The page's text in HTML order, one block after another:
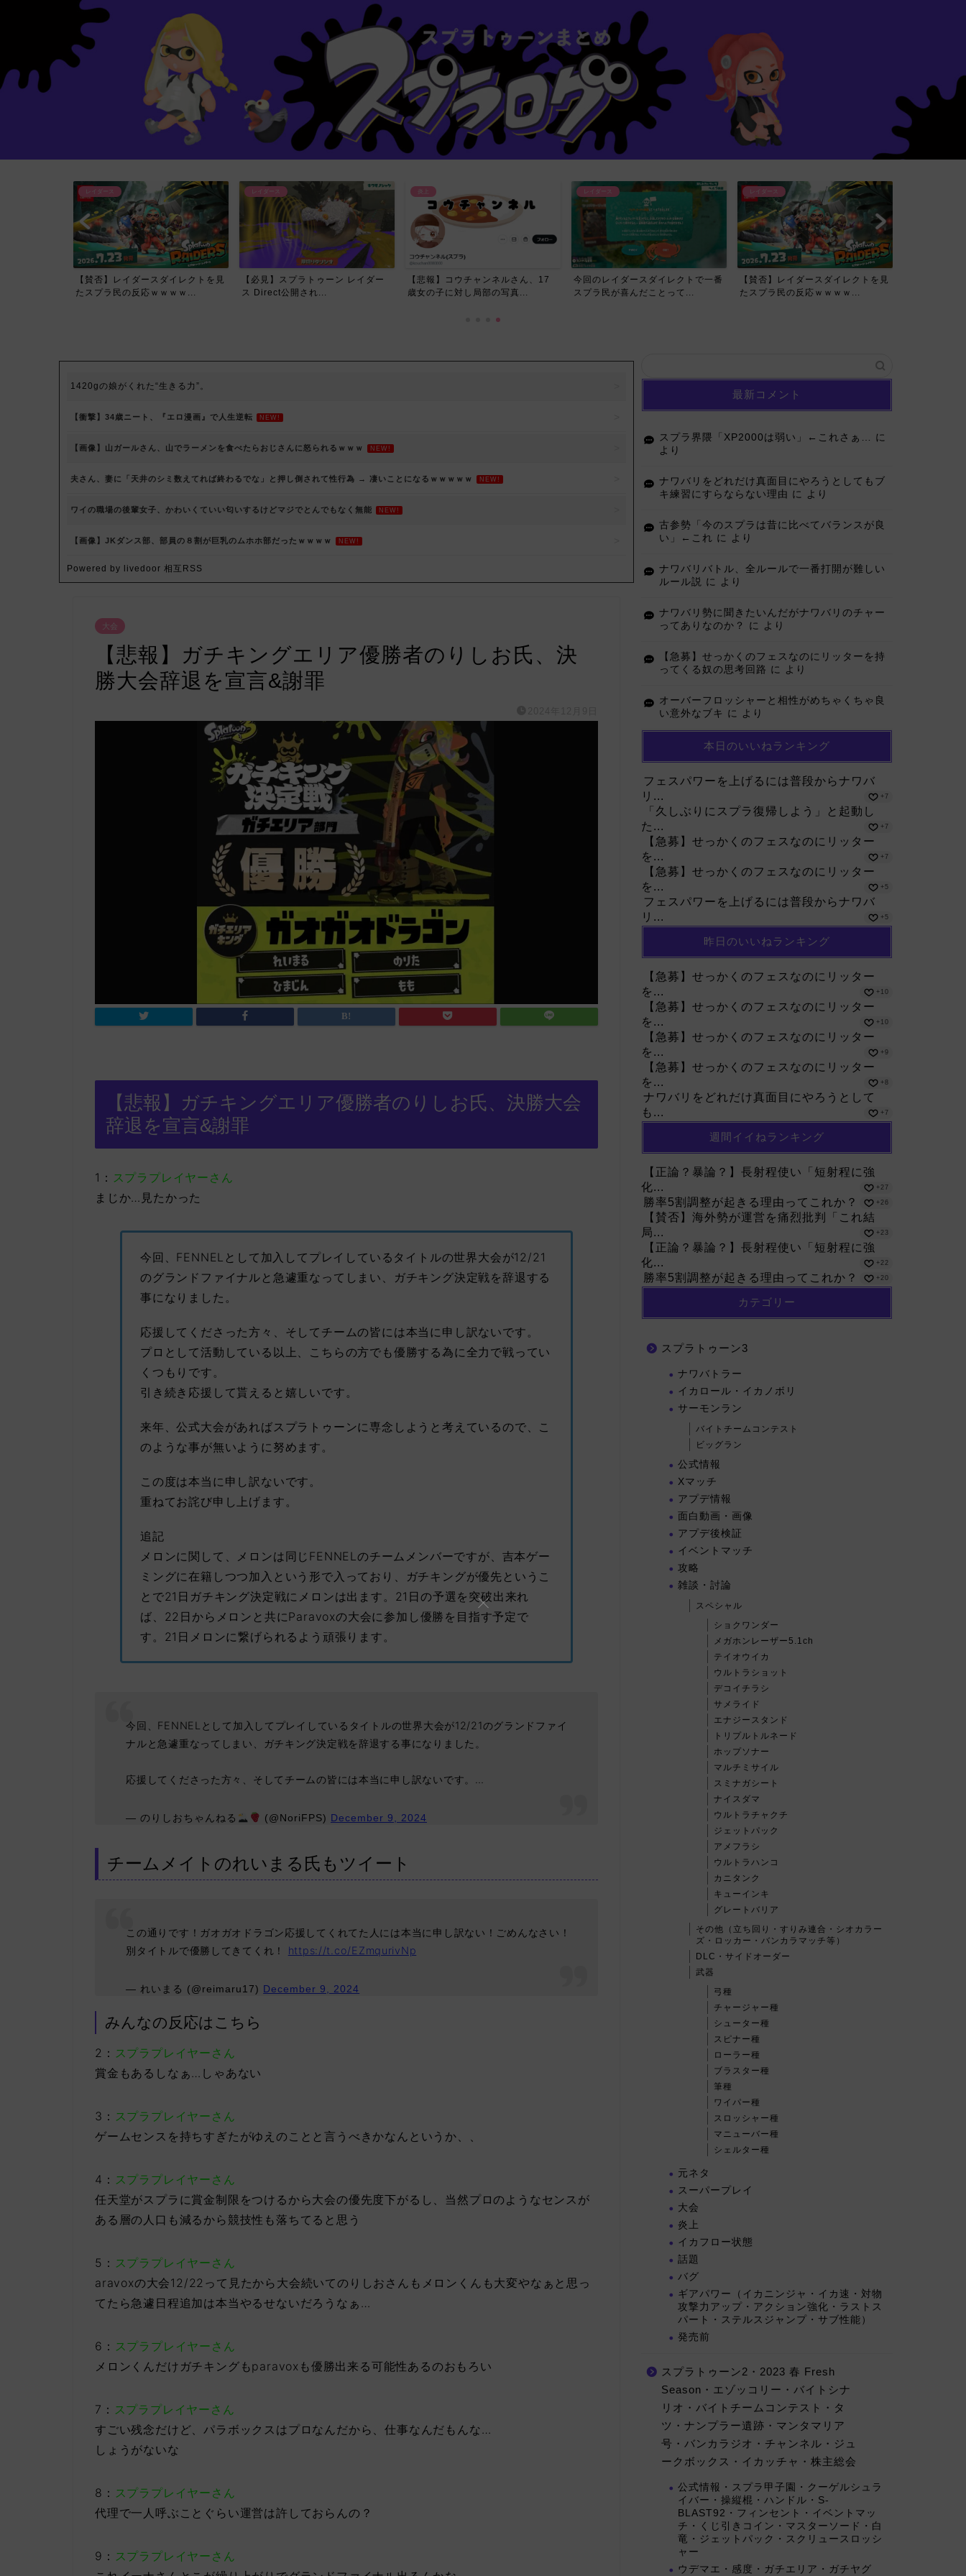
レイダース
【賛否】レイダースダイレクトを見
たスプラ民の反応ｗｗｗｗ...
レイダース
【必見】スプラトゥーン レイダー
ス Direct公開され...
炎上
【悲報】コウチャンネルさん、17
歳女の子に対し局部の写真...
レイダース
今回のレイダースダイレクトで一番
スプラ民が喜んだことって...
レイダース
【賛否】レイダースダイレクトを見
たスプラ民の反応ｗｗｗｗ...
1420gの娘がくれた“生きる力”。
【衝撃】34歳ニート、『エロ漫画』で人生逆転 NEW!
【画像】山ガールさん、山でラーメンを食べたらおじさんに怒られるｗｗｗ NEW!
夫さん、妻に「天井のシミ数えてれば終わるでな」と押し倒されて性行為 → 凄いことになるｗｗｗｗｗ NEW!
ワイの職場の後輩女子、かわいくていい匂いするけどマジでとんでもなく無能 NEW!
【画像】JKダンス部、部員の８割が巨乳のムホホ部だったｗｗｗｗ NEW!
Powered by livedoor 相互RSS
大会
【悲報】ガチキングエリア優勝者のりしお氏、決
勝大会辞退を宣言&謝罪
【悲報】ガチキングエリア優勝者のりしお氏、決勝大会
辞退を宣言&謝罪
1： スプラプレイヤーさん
まじか…見たかった
今回、FENNELとして加入してプレイしているタイトルの世界大会が12/21
のグランドファイナルと急遽重なってしまい、ガチキング決定戦を辞退する
事になりました。
応援してくださった方々、そしてチームの皆には本当に申し訳ないです。
プロとして活動している以上、こちらの方でも優勝する為に全力で戦ってい
くつもりです。
引き続き応援して貰えると嬉しいです。
来年、公式大会があればスプラトゥーンに専念しようと考えているので、こ
のような事が無いように努めます。
この度は本当に申し訳ないです。
重ねてお詫び申し上げます。
追記
メロンに関して、メロンは同じFENNELのチームメンバーですが、吉本ゲー
ミングに在籍しつつ加入という形で入っており、ガチキングが優先というこ
とで21日ガチキング決定戦にメロンは出ます。21日の予選を突破出来れ
ば、22日からメロンと共にParavoxの大会に参加し優勝を目指す予定で
す。21日メロンに繋げられるよう頑張ります。
今回、FENNELとして加入してプレイしているタイトルの世界大会が12/21のグランドファイ
ナルと急遽重なってしまい、ガチキング決定戦を辞退する事になりました。
応援してくださった方々、そしてチームの皆には本当に申し訳ないです。…
— のりしおちゃんねる (@NoriFPS) December 9, 2024
チームメイトのれいまる氏もツイート
この通りです！ガオガオドラゴン応援してくれてた人には本当に申し訳ない！ごめんなさい！
別タイトルで優勝してきてくれ！ https://t.co/EZmqurivNp
— れいまる (@reimaru17) December 9, 2024
みんなの反応はこちら
2： スプラプレイヤーさん
賞金もあるしなぁ…しゃあない
3： スプラプレイヤーさん
ゲームセンスを持ちすぎたがゆえのことと言うべきかなんというか、、
4： スプラプレイヤーさん
任天堂がスプラに賞金制限をつけるから大会の優先度下がるし、当然プロのようなセンスが
ある層の人口も減るから競技性も落ちてると思う
5： スプラプレイヤーさん
aravoxの大会12/22って見たから大会続いてのりしおさんもメロンくんも大変やなぁと思っ
てたら急遽日程追加は本当やるせないだろうなぁ…
6： スプラプレイヤーさん
メロンくんだけガチキングもparavoxも優勝出来る可能性あるのおもろい
7： スプラプレイヤーさん
すごい残念だけど、パラボックスはプロなんだから、仕事なんだもんな…
しょうがないな
8： スプラプレイヤーさん
代理で一人呼ぶことぐらい運営は許しておらんの？
9： スプラプレイヤーさん
最新コメント
スプラ界隈「XP2000は弱い」←これさぁ…
に
より
ナワバリをどれだけ真面目にやろうとしてもブ
キ練習にすらならない理由 に より
古参勢「今のスプラは昔に比べてバランスが良
い」←これ に より
ナワバリバトル、全ルールで一番打開が難しい
ルール説 に より
ナワバリ勢に聞きたいんだがナワバリのチャー
ってありなのか？
に より
【急募】せっかくのフェスなのにリッターを持
ってくる奴の思考回路 に より
オーバーフロッシャーと相性がめちゃくちゃ良
い意外なブキ に より
本日のいいねランキング
フェスパワーを上げるには普段からナワバ
リ...
+7
「久しぶりにスプラ復帰しよう」と起動し
た...
+7
【急募】せっかくのフェスなのにリッター
を...
+7
【急募】せっかくのフェスなのにリッター
を...
+5
フェスパワーを上げるには普段からナワバ
リ...
+5
昨日のいいねランキング
【急募】せっかくのフェスなのにリッター
を...
+10
【急募】せっかくのフェスなのにリッター
を...
+10
【急募】せっかくのフェスなのにリッター
を...
+9
【急募】せっかくのフェスなのにリッター
を...
+8
ナワバリをどれだけ真面目にやろうとして
も...
+7
週間イイねランキング
【正論？暴論？】長射程使い「短射程に強
化...
+27
勝率5割調整が起きる理由ってこれか？ +26
【賛否】海外勢が運営を痛烈批判「これ結
局...
+23
【正論？暴論？】長射程使い「短射程に強
化...
+22
勝率5割調整が起きる理由ってこれか？ +20
カテゴリー
スプラトゥーン3
ナワバトラー
イカロール・イカノボリ
サーモンラン
バイトチームコンテスト
ビッグラン
公式情報
Xマッチ
アプデ情報
面白動画・画像
アプデ後検証
イベントマッチ
攻略
雑談・討論
スペシャル
ショクワンダー
メガホンレーザー5.1ch
テイオウイカ
ウルトラショット
デコイチラシ
サメライド
エナジースタンド
トリプルトルネード
ホップソナー
マルチミサイル
スミナガシート
ナイスダマ
ウルトラチャクチ
ジェットパック
アメフラシ
ウルトラハンコ
カニタンク
キューインキ
グレートバリア
その他（立ち回り・すりみ連合・シオカラー
ズ・ロッカー・バンカラマッチ等）
DLC・サイドオーダー
武器
弓種
チャージャー種
シューター種
スピナー種
ローラー種
ブラスター種
筆種
ワイパー種
スロッシャー種
マニューバー種
シェルター種
元ネタ
スーパープレイ
大会
炎上
イカフロー状態
話題
バグ
ギアパワー（イカニンジャ・イカ速・対物
攻撃力アップ・アクション強化・ラストス
パート・ステルスジャンプ・サブ性能）
発売前
スプラトゥーン2・2023 春 Fresh
Season・エゾッコリー・バイトシナ
リオ・バイトチームコンテスト・タ
ツ・ナンプラー遺跡・マンタマリア
号・バンカラジオ・チャンネル・ジュ
ークボックス・イカッチャ・株主総会
公式情報・スプラ甲子園・クーゲルシュラ
イバー・操縦棍・ハンドル・S-
BLAST92・フィンセント・イベントマッ
チ・くじ引きコイン・マスターソード・白
竜・ジェットパック・スクリュースロッシ
ャー
ウデマエ・感度・ガチエリア・ガチヤグ